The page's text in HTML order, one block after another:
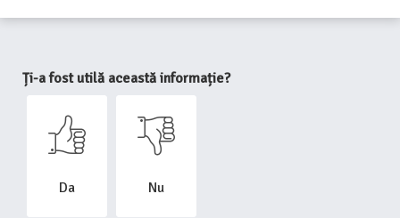
Ți-a fost utilă această informație?
Da Nu